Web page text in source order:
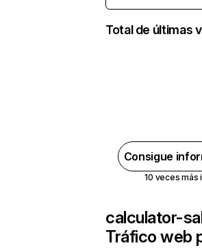
Total de últimas
Consigue
10 veces más
calculator-
Tráfico web